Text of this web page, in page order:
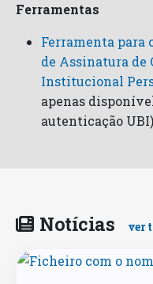
Ferramentas
Ferramenta para
de Assinatura de
Institucional
apenas
autenticação
Notícias ver